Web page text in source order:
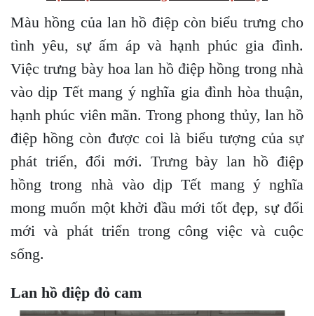
Màu hồng của lan hồ điệp còn biểu trưng cho
tình yêu, sự ấm áp và hạnh phúc gia đình.
Việc trưng bày hoa lan hồ điệp hồng trong nhà
vào dịp Tết mang ý nghĩa gia đình hòa thuận,
hạnh phúc viên mãn. Trong phong thủy, lan hồ
điệp hồng còn được coi là biểu tượng của sự
phát triển, đổi mới. Trưng bày lan hồ điệp
hồng trong nhà vào dịp Tết mang ý nghĩa
mong muốn một khởi đầu mới tốt đẹp, sự đổi
mới và phát triển trong công việc và cuộc
sống.
Lan hồ điệp đỏ cam